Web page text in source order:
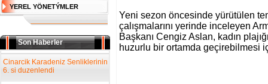
Yeni sezon öncesinde yürütülen
çalışmalarını yerinde inceleyen
Başkanı Cengiz Aslan, kadın
huzurlu bir ortamda geçirebilmesi
YEREL YÖNETÝMLER
Son Haberler
Cinarcik Karadeniz Senliklerinin
6. si duzenlendi